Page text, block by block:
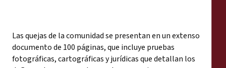
Las quejas de la comunidad se presentan en un extenso
documento de 100 páginas, que incluye pruebas
fotográficas, cartográficas y jurídicas que detallan los